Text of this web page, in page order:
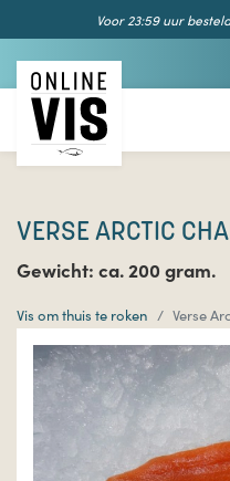
Voor 23:59 uur
VERSE ARCTIC
Gewicht: ca. 200 gram.
Vis om thuis te roken Verse